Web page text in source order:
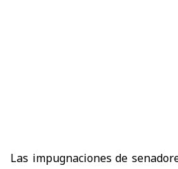
Las impugnaciones de